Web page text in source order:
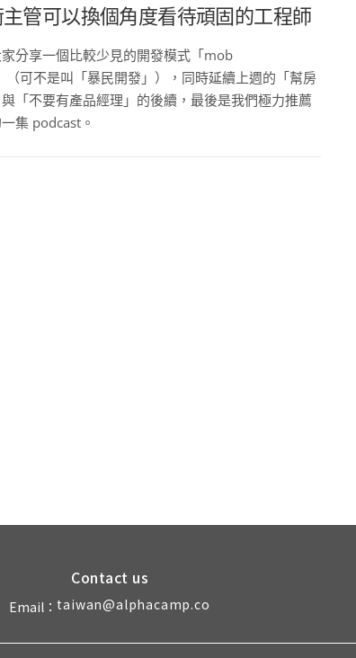
主管可以換個角度看待頑固的工程師
分享一個比較少見的開發模式「mob
可不是叫「暴民開發」），同時延續上週的「幫房
「不要有產品經理」的後續，最後是我們極力推薦
集 podcast。
Contact us
Email： taiwan@alphacamp.co